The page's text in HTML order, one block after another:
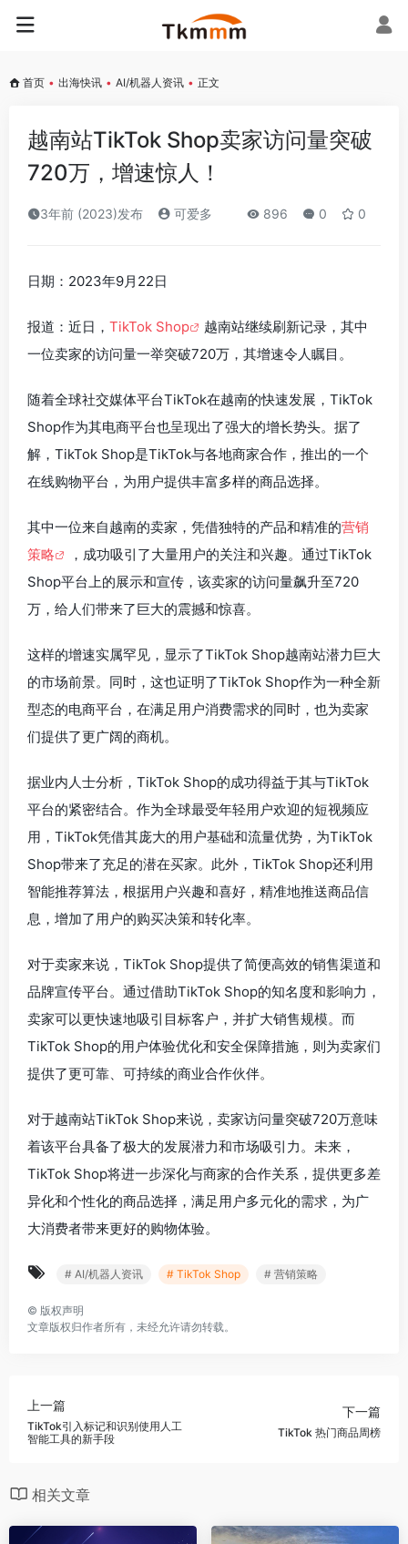
首页 • 出海快讯 • AI/机器人资讯 • 正文
越南站TikTok Shop卖家访问量突破
720万，增速惊人！
3年前 (2023)发布 可爱多 896 0 0
日期：2023年9月22日
报道：近日， TikTok Shop
越南站继续刷新记录，其中
一位卖家的访问量一举突破720万，其增速令人瞩目。
随着全球社交媒体平台TikTok在越南的快速发展，TikTok
Shop作为其电商平台也呈现出了强大的增长势头。据了
解，TikTok Shop是TikTok与各地商家合作，推出的一个
在线购物平台，为用户提供丰富多样的商品选择。
其中一位来自越南的卖家，凭借独特的产品和精准的营销
策略
，成功吸引了大量用户的关注和兴趣。通过TikTok
Shop平台上的展示和宣传，该卖家的访问量飙升至720
万，给人们带来了巨大的震撼和惊喜。
这样的增速实属罕见，显示了TikTok Shop越南站潜力巨大
的市场前景。同时，这也证明了TikTok Shop作为一种全新
型态的电商平台，在满足用户消费需求的同时，也为卖家
们提供了更广阔的商机。
据业内人士分析，TikTok Shop的成功得益于其与TikTok
平台的紧密结合。作为全球最受年轻用户欢迎的短视频应
用，TikTok凭借其庞大的用户基础和流量优势，为TikTok
Shop带来了充足的潜在买家。此外，TikTok Shop还利用
智能推荐算法，根据用户兴趣和喜好，精准地推送商品信
息，增加了用户的购买决策和转化率。
对于卖家来说，TikTok Shop提供了简便高效的销售渠道和
品牌宣传平台。通过借助TikTok Shop的知名度和影响力，
卖家可以更快速地吸引目标客户，并扩大销售规模。而
TikTok Shop的用户体验优化和安全保障措施，则为卖家们
提供了更可靠、可持续的商业合作伙伴。
对于越南站TikTok Shop来说，卖家访问量突破720万意味
着该平台具备了极大的发展潜力和市场吸引力。未来，
TikTok Shop将进一步深化与商家的合作关系，提供更多差
异化和个性化的商品选择，满足用户多元化的需求，为广
大消费者带来更好的购物体验。
# AI/机器人资讯 # TikTok Shop # 营销策略
© 版权声明
文章版权归作者所有，未经允许请勿转载。
上一篇
TikTok引入标记和识别使用人工
智能工具的新手段
下一篇
TikTok 热门商品周榜
相关文章